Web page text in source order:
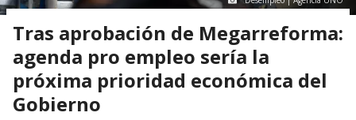
Tras aprobación de Megarreforma:
agenda pro empleo sería la
próxima prioridad económica del
Gobierno